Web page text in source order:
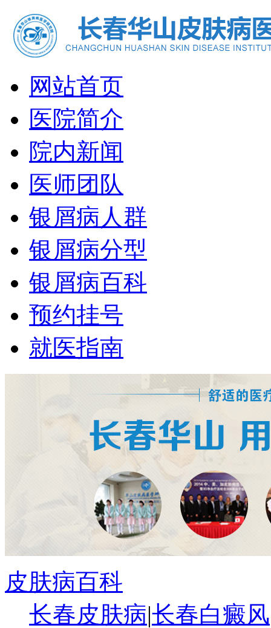
网站首页
医院简介
院内新闻
医师团队
银屑病人群
银屑病分型
银屑病百科
预约挂号
就医指南
皮肤病百科
长春皮肤病|长春白癜风